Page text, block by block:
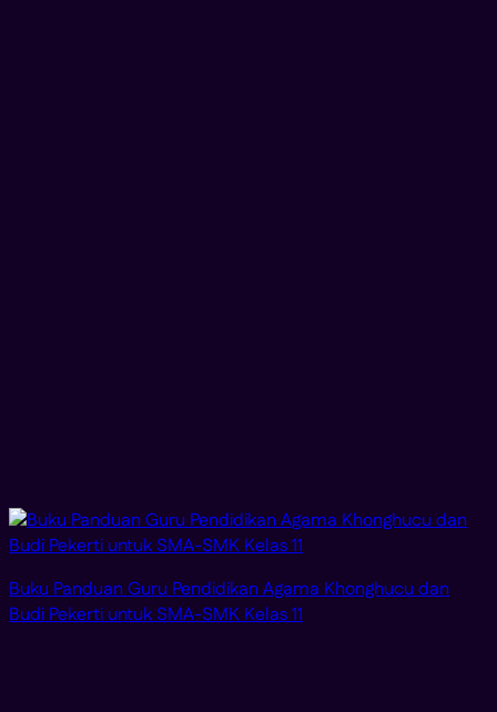
Buku Panduan Guru Pendidikan Agama Khonghucu dan
Budi Pekerti untuk SMA-SMK Kelas 11